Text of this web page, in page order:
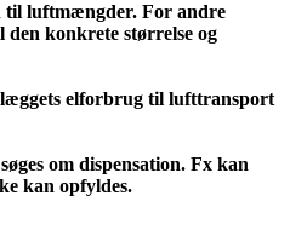
til luftmængder. For andre
konkrete størrelse og
elforbrug til lufttransport
om dispensation. Fx kan
kan opfyldes.